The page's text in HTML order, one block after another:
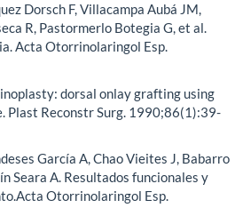
Dorsch F, Villacampa Aubá JM,
R, Pastormerlo Botegia G, et al.
Acta Otorrinolaringol Esp.
dorsal onlay grafting using
Plast Reconstr Surg. 1990;86(1):39-
García A, Chao Vieites J, Babarro
Seara A. Resultados funcionales y
Otorrinolaringol Esp.